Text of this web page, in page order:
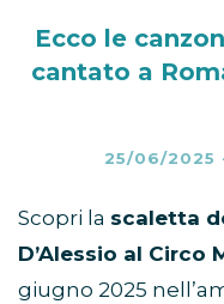
Ecco le
cantato a
25/06/2025
Scopri la scaletta
D’Alessio al Circo
giugno 2025